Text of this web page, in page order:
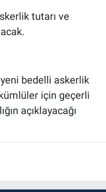
tutarı ve
yeni bedelli askerlik
için geçerli
açıklayacağı